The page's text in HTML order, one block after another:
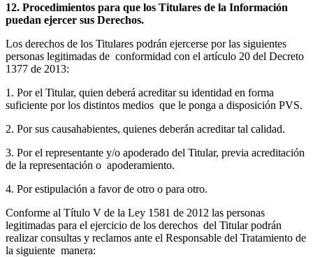
12. Procedimientos para que los Titulares de la Información
puedan ejercer sus Derechos.
Los derechos de los Titulares podrán ejercerse por las siguientes
personas legitimadas de conformidad con el artículo 20 del Decreto
1377 de 2013:
1. Por el Titular, quien deberá acreditar su identidad en forma
suficiente por los distintos medios que le ponga a disposición PVS.
2. Por sus causahabientes, quienes deberán acreditar tal calidad.
3. Por el representante y/o apoderado del Titular, previa acreditación
de la representación o apoderamiento.
4. Por estipulación a favor de otro o para otro.
Conforme al Título V de la Ley 1581 de 2012 las personas
legitimadas para el ejercicio de los derechos del Titular podrán
realizar consultas y reclamos ante el Responsable del Tratamiento de
la siguiente manera: